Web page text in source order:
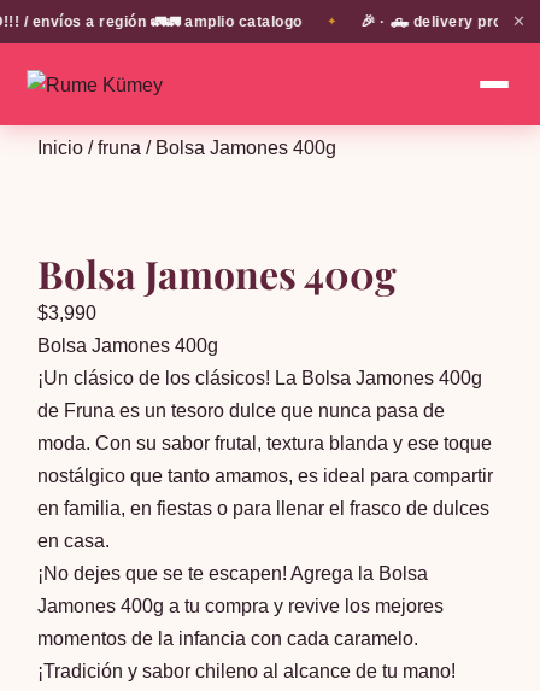
envíos a región 🚛🚛 amplio catalogo 🎉 · 🛻 delivery propio en
✕
Inicio /fruna / Bolsa Jamones 400g
Bolsa Jamones 400g
$3,990
Bolsa Jamones 400g
¡Un clásico de los clásicos! La Bolsa Jamones 400g
de Fruna es un tesoro dulce que nunca pasa de
moda. Con su sabor frutal, textura blanda y ese toque
nostálgico que tanto amamos, es ideal para compartir
en familia, en fiestas o para llenar el frasco de dulces
en casa.
¡No dejes que se te escapen! Agrega la Bolsa
Jamones 400g a tu compra y revive los mejores
momentos de la infancia con cada caramelo.
¡Tradición y sabor chileno al alcance de tu mano!